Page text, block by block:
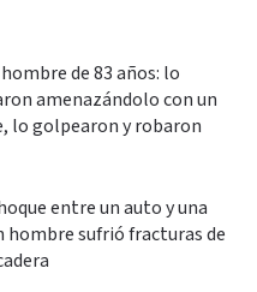
de 83 años: lo
amenazándolo con un
lo golpearon y robaron
entre un auto y una
hombre sufrió fracturas de